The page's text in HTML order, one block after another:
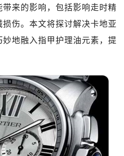
来的影响，包括影响走时精
伤。本文将探讨解决卡地亚
地融入指甲护理油元素，提